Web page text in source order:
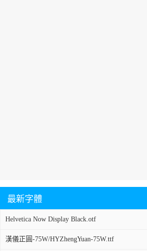
最新字體
Helvetica Now Display Black.otf
漢儀正圓-75W/HYZhengYuan-75W.ttf